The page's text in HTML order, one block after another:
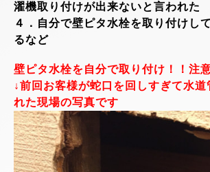
濯機取り付けが出来ないと言われた
４．自分で壁ピタ水栓を取り付けし
るなど
壁ピタ水栓を自分で取り付け！！注
↓前回お客様が蛇口を回しすぎて水
れた現場の写真です